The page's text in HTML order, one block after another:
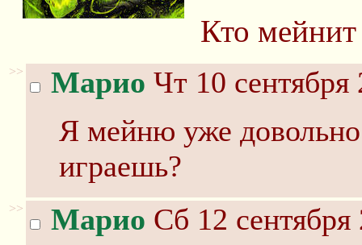
Кто
>> Марио Чт 10
Я мейню уже
играешь?
>> Марио Сб 12